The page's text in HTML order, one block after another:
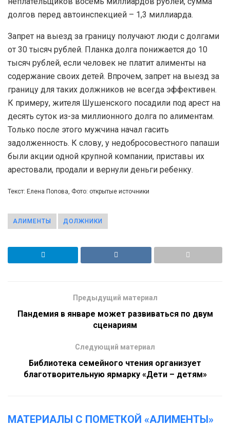
долгов перед автоинспекцией – 1,3 миллиарда.
Запрет на выезд за границу получают люди с долгами
от 30 тысяч рублей. Планка долга понижается до 10
тысяч рублей, если человек не платит алименты на
содержание своих детей. Впрочем, запрет на выезд за
границу для таких должников не всегда эффективен.
К примеру, жителя Шушенского посадили под арест на
десять суток из-за миллионного долга по алиментам.
Только после этого мужчина начал гасить
задолженность. К слову, у недобросовестного папаши
были акции одной крупной компании, приставы их
арестовали, продали и вернули деньги ребенку.
Текст: Елена Попова, Фото: открытые источники
АЛИМЕНТЫ ДОЛЖНИКИ
Предыдущий материал
Пандемия в январе может развиваться по двум
сценариям
Следующий материал
Библиотека семейного чтения организует
благотворительную ярмарку «Дети – детям»
МАТЕРИАЛЫ С ПОМЕТКОЙ «АЛИМЕНТЫ»